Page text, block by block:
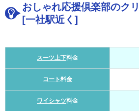
おしゃれ応援倶楽部のク
[一社駅近く]
スーツ上下料金
コート料金
ワイシャツ料金